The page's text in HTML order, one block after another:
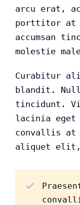
arcu erat,
porttitor at
accumsan
molestie
Curabitur
blandit.
tincidunt.
lacinia eget
convallis at
aliquet